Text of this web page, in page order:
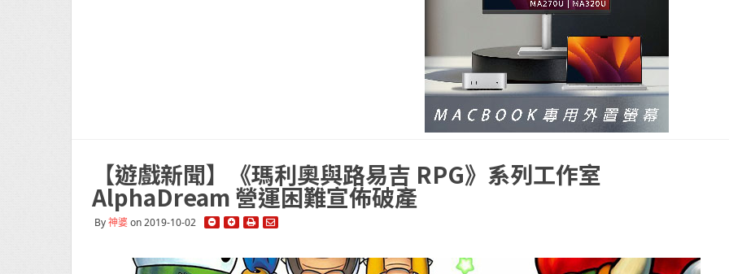
【遊戲新聞】《瑪利奧與路易吉 RPG》系列工作室
AlphaDream 營運困難宣佈破產
By神婆on 2019-10-02